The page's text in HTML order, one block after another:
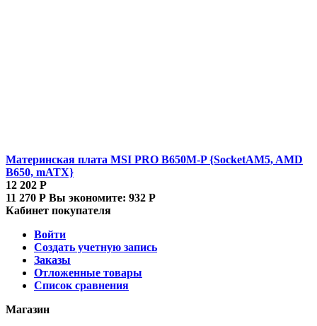
Материнская плата MSI PRO B650M-P {SocketAM5, AMD
B650, mATX}
12 202 Р
11 270 Р Вы экономите: 932 Р
Кабинет покупателя
Войти
Создать учетную запись
Заказы
Отложенные товары
Список сравнения
Магазин